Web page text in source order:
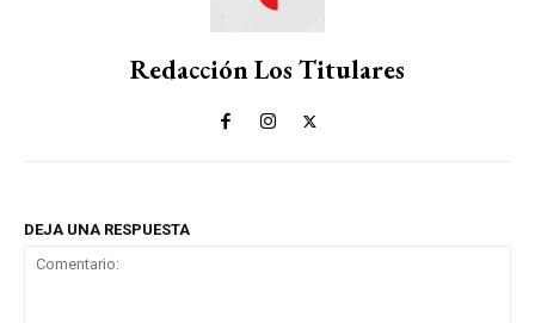
Redacción Los Titulares
DEJA UNA RESPUESTA